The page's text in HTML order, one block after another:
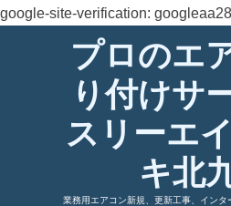
google-site-verification:
プロのエ
り付けサ
スリーエ
キ北
業務用エアコン新規、更新工事、インタ